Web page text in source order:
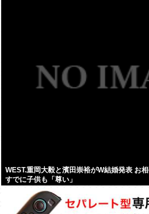
WEST.重岡大毅と濱田崇裕がW結婚発表 お
すでに子供も「尊い」